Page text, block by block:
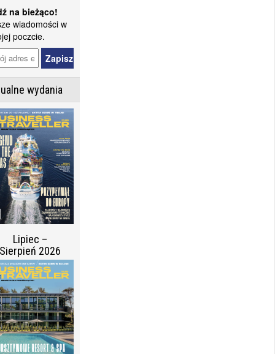
na bieżąco!
wiadomości w
poczcie.
wydania
Lipiec –
2026